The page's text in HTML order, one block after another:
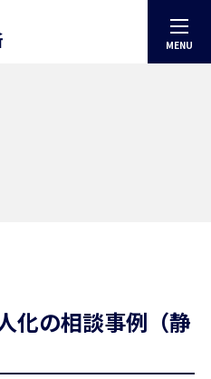
MENU
化の相談事例（静